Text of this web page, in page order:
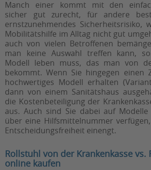
Manch einer kommt mit den
sicher gut zurecht, für andere
ernstzunehmendes Sicherheitsrisiko,
Mobilitätshilfe im Alltag nicht gut
auch von vielen Betroffenen
man keine Auswahl treffen kann,
Modell leben muss, das man von
bekommt. Wenn Sie hingegen einen
hochwertiges Modell erhalten
dann von einem Sanitätshaus
die Kostenbeteiligung der
aus. Auch sind Sie dabei auf Modelle
über eine Hilfsmittelnummer
Entscheidungsfreiheit einengt.
Rollstuhl von der Krankenkasse vs.
online kaufen